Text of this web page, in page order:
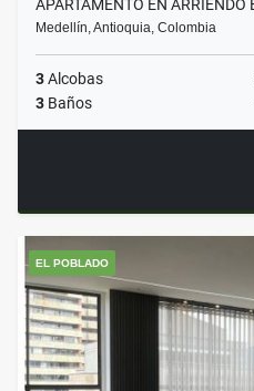
APARTAMENTO EN ARRIENDO
Medellín, Antioquia, Colombia
3Alcobas
3 Baños
EL POBLADO